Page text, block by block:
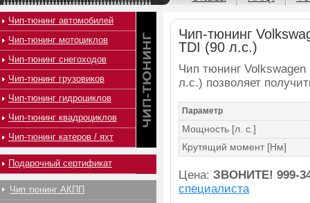
Чип-тюнинг
TDI (90 л.с.)
Чип тюнинг
л.с.) позволяет
Параметр
Мощность [л. с.]
Крутящий момент [Нм]
Цена: ЗВОНИТЕ! 999-
специалиста
Чип-тюнинг автомобилей
Чип-тюнинг мотоциклов
Чип-тюнинг снегоходов
Чип-тюнинг грузовиков
Чип-тюнинг гидроциклов
Чип-тюнинг квадроциклов
Чип-тюнинг катеров / яхт
Подарочный сертификат
Чип тюнинг АКПП